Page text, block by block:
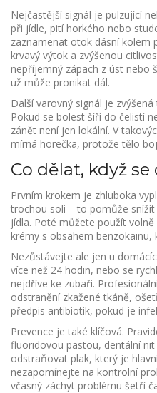
Nejčastější signál je pulzující
při jídle, pití horkého nebo
zaznamenat otok dásní kolem
krvavý výtok a zvýšenou
nepříjemný zápach z úst nebo
už může pronikat dál.
Další varovný signál je
Pokud se bolest šíří do čelistí
zánět není jen lokální. V
mírná horečka, protože tělo
Co dělat, když
Prvním krokem je zhluboka
trochou soli – to pomůže
jídla. Poté můžete použít
krémy s obsahem
Nezůstávejte ale jen u
více než 24 hodin, nebo se
nejdříve ke zubaři.
odstranění zkažené tkáně,
předpis antibiotik, pokud je
Prevence je také klíčová.
fluoridovou pastou, dentální
odstraňovat plak, který je
nezapomínejte na kontrolní
včasný záchyt problému šetří